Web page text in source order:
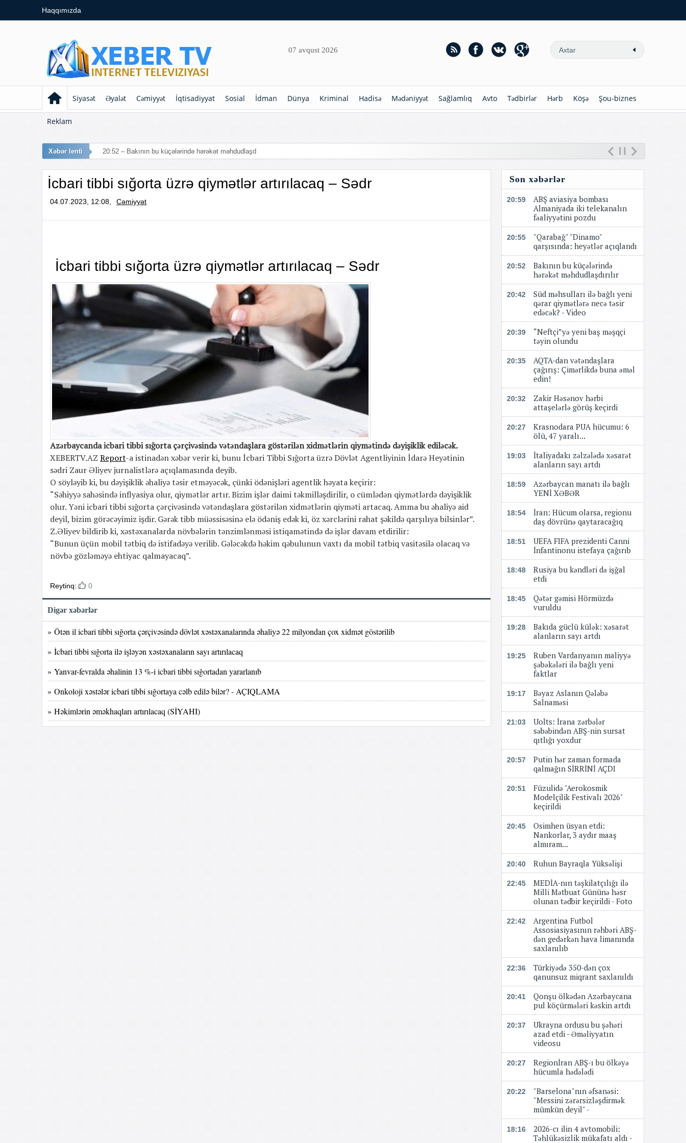
Haqqımızda
07 avqust 2026
Siyasət Əyalət Cəmiyyət İqtisadiyyat Sosial İdman Dünya Kriminal Hadisə Mədəniyyət Sağlamlıq Avto Tədbirlər Hərb Köşə Şou-biznes
Reklam
Xəbər lenti 20:52 – Bakının bu küçələrində hərəkət məhdudlaşdırılır
İcbari tibbi sığorta üzrə qiymətlər artırılacaq – Sədr
04.07.2023, 12:08, Cəmiyyət
İcbari tibbi sığorta üzrə qiymətlər artırılacaq – Sədr
Azərbaycanda icbari tibbi sığorta çərçivəsində vətəndaşlara göstərilən xidmətlərin qiymətində dəyişiklik ediləcək.
XEBERTV.AZ Report-a istinadən xəbər verir ki, bunu İcbari Tibbi Sığorta üzrə Dövlət Agentliyinin İdarə Heyətinin
sədri Zaur Əliyev jurnalistlərə açıqlamasında deyib.
O söyləyib ki, bu dəyişiklik əhaliyə təsir etməyəcək, çünki ödənişləri agentlik həyata keçirir:
“Səhiyyə sahəsində inflyasiya olur, qiymətlər artır. Bizim işlər daimi təkmilləşdirilir, o cümlədən qiymətlərdə dəyişiklik
olur. Yəni icbari tibbi sığorta çərçivəsində vətəndaşlara göstərilən xidmətlərin qiyməti artacaq. Amma bu əhaliyə aid
deyil, bizim görəcəyimiz işdir. Gərək tibb müəssisəsinə elə ödəniş edək ki, öz xərclərini rahat şəkildə qarşılıya bilsinlər”.
Z.Əliyev bildirib ki, xəstəxanalarda növbələrin tənzimlənməsi istiqamətində də işlər davam etdirilir:
“Bunun üçün mobil tətbiq də istifadəyə verilib. Gələcəkdə həkim qəbulunun vaxtı da mobil tətbiq vasitəsilə olacaq və
növbə gözləməyə ehtiyac qalmayacaq”.
Reytinq: 0
Digər xəbərlər
» Ötən il icbari tibbi sığorta çərçivəsində dövlət xəstəxanalarında əhaliyə 22 milyondan çox xidmət göstərilib
» İcbari tibbi sığorta ilə işləyən xəstəxanaların sayı artırılacaq
» Yanvar-fevralda əhalinin 13 %-i icbari tibbi sığortadan yararlanıb
» Onkoloji xəstələr icbari tibbi sığortaya cəlb edilə bilər? - AÇIQLAMA
» Həkimlərin əməkhaqları artırılacaq (SİYAHI)
Son xəbərlər
20:59
ABŞ aviasiya bombası
Almaniyada iki telekanalın
fəaliyyətini pozdu
20:55
"Qarabağ" "Dinamo"
qarşısında: heyətlər açıqlandı
20:52
Bakının bu küçələrində
hərəkət məhdudlaşdırılır
20:42
Süd məhsulları ilə bağlı yeni
qərar qiymətlərə necə təsir
edəcək? - Video
20:39
“Neftçi”yə yeni baş məşqçi
təyin olundu
20:35
AQTA-dan vətəndaşlara
çağırış: Çimərlikdə buna əməl
edin!
20:32
Zakir Həsənov hərbi
attaşelərlə görüş keçirdi
20:27
Krasnodara PUA hücumu: 6
ölü, 47 yaralı...
19:03
İtaliyadakı zəlzələdə xəsarət
alanların sayı artdı
18:59
Azərbaycan manatı ilə bağlı
YENİ XƏBƏR
18:54
​​​​​​​İran: Hücum olarsa, regionu
daş dövrünə qaytaracağıq
18:51
UEFA FIFA prezidenti Canni
İnfantinonu istefaya çağırıb
18:48
Rusiya bu kəndləri də işğal
etdi
18:45
Qətər gəmisi Hörmüzdə
vuruldu
19:28
Bakıda güclü külək: xəsarət
alanların sayı artdı
19:25
Ruben Vardanyanın maliyyə
şəbəkələri ilə bağlı yeni
faktlar
19:17
Bəyaz Aslanın Qələbə
Salnaməsi
21:03
Uolts: İrana zərbələr
səbəbindən ABŞ-nin sursat
qıtlığı yoxdur
20:57
Putin hər zaman formada
qalmağın SİRRİNİ AÇDI
20:51
Füzulidə "Aerokosmik
Modelçilik Festivalı 2026"
keçirildi
20:45
Osimhen üsyan etdi:
Nankorlar, 3 aydır maaş
almıram...
20:40 Ruhun Bayraqla Yüksəlişi
22:45
MEDİA-nın təşkilatçılığı ilə
Milli Mətbuat Gününə həsr
olunan tədbir keçirildi - Foto
22:42
Argentina Futbol
Assosiasiyasının rəhbəri ABŞ-
dən gedərkən hava limanında
saxlanılıb
22:36
Türkiyədə 350-dən çox
qanunsuz miqrant saxlanıldı
20:41
Qonşu ölkədən Azərbaycana
pul köçürmələri kəskin artdı
20:37
Ukrayna ordusu bu şəhəri
azad etdi - Əməliyyatın
videosu
20:27
Regionİran ABŞ-ı bu ölkəyə
hücumla hədələdi
20:22
"Barselona"nın əfsanəsi:
"Messini zərərsizləşdirmək
mümkün deyil" -
18:16
2026-cı ilin 4 avtomobili:
Təhlükəsizlik mükafatı aldı -